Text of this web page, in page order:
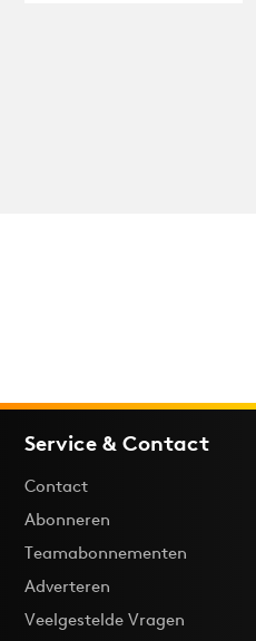
Service & Contact
Contact
Abonneren
Teamabonnementen
Adverteren
Veelgestelde Vragen